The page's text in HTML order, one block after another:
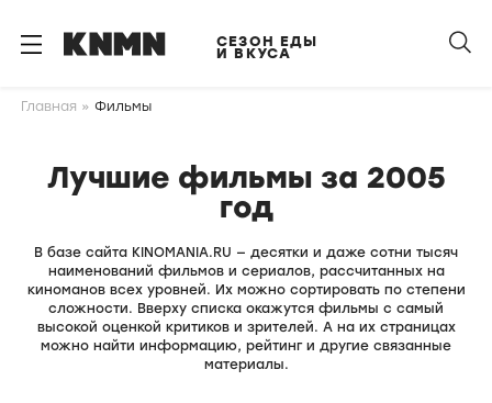
СЕЗОН ЕДЫ
И ВКУСА
Главная Фильмы
Лучшие фильмы за 2005
год
В базе сайта KINOMANIA.RU — десятки и даже сотни тысяч
наименований фильмов и сериалов, рассчитанных на
киноманов всех уровней. Их можно сортировать по степени
сложности. Вверху списка окажутся фильмы с самый
высокой оценкой критиков и зрителей. А на их страницах
можно найти информацию, рейтинг и другие связанные
материалы.